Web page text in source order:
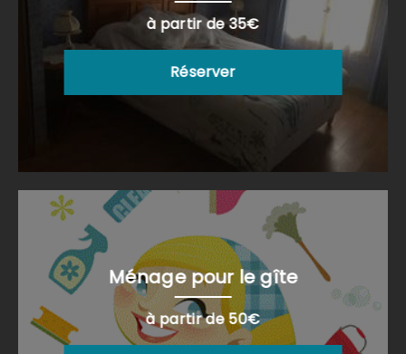
à partir de 35€
Réserver
Ménage pour le gîte
à partir de 50€